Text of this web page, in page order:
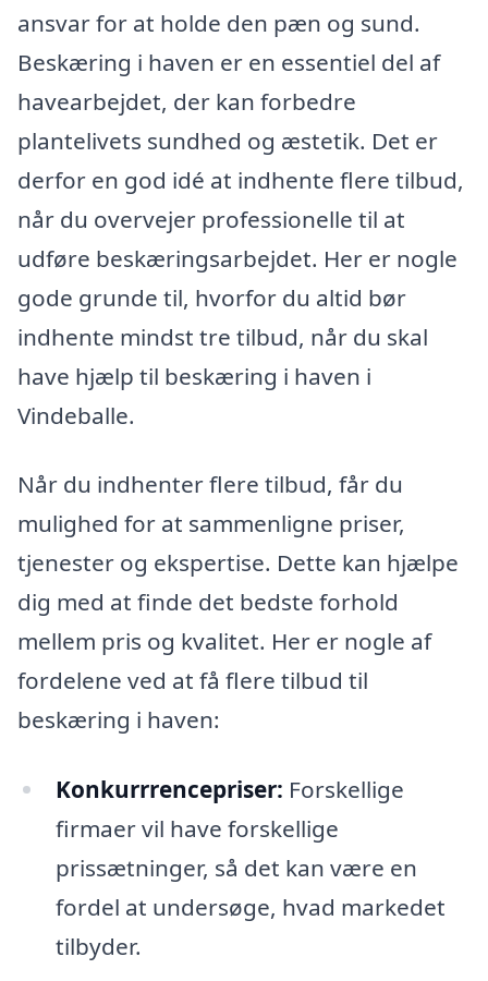
ansvar for at holde den pæn og sund.
Beskæring i haven er en essentiel del af
havearbejdet, der kan forbedre
plantelivets sundhed og æstetik. Det er
derfor en god idé at indhente flere tilbud,
når du overvejer professionelle til at
udføre beskæringsarbejdet. Her er nogle
gode grunde til, hvorfor du altid bør
indhente mindst tre tilbud, når du skal
have hjælp til beskæring i haven i
Vindeballe.
Når du indhenter flere tilbud, får du
mulighed for at sammenligne priser,
tjenester og ekspertise. Dette kan hjælpe
dig med at finde det bedste forhold
mellem pris og kvalitet. Her er nogle af
fordelene ved at få flere tilbud til
beskæring i haven:
Konkurrrencepriser: Forskellige
firmaer vil have forskellige
prissætninger, så det kan være en
fordel at undersøge, hvad markedet
tilbyder.